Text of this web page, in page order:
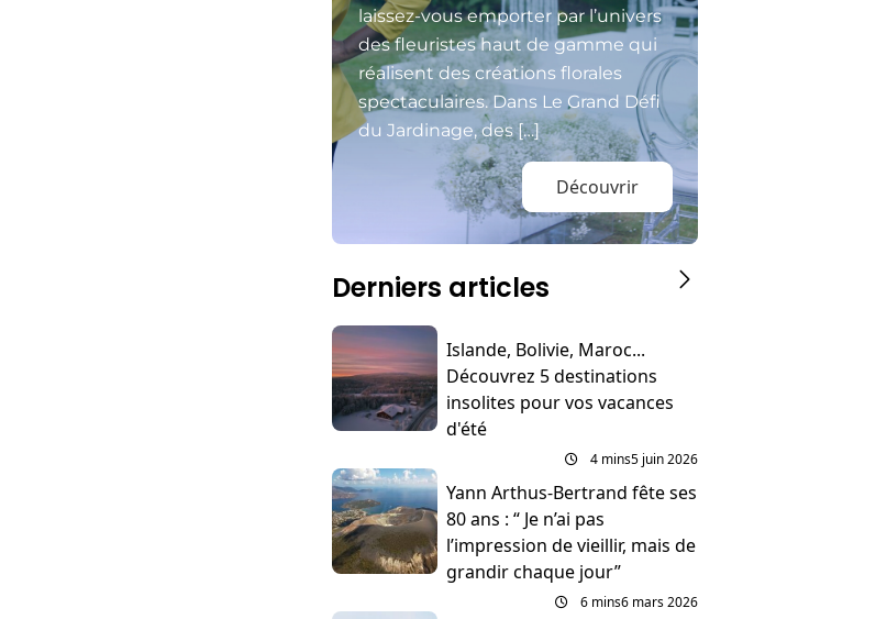
laissez-vous emporter par l’univers
des fleuristes haut de gamme qui
réalisent des créations florales
spectaculaires. Dans Le Grand Défi
du Jardinage, des […]
Découvrir
Derniers articles
Islande, Bolivie, Maroc...
Découvrez 5 destinations
insolites pour vos vacances
d'été
4 mins5 juin 2026
Yann Arthus-Bertrand fête ses
80 ans : “ Je n’ai pas
l’impression de vieillir, mais de
grandir chaque jour”
6 mins6 mars 2026